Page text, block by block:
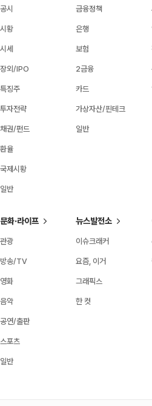
공시
시황
시세
장외/IPO
특징주
투자전략
채권/펀드
환율
국제시황
일반
금융정책
은행
보험
2금융
카드
가상자산/핀테크
일반
문화·라이프
관광
방송/TV
영화
음악
공연/출판
스포츠
일반
뉴스발전소
이슈크래커
요즘, 이거
그래픽스
한 컷